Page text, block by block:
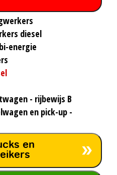
diesel
energie
- rijbewijs B
en pick-up -
en